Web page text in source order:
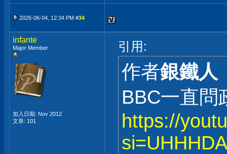
2026-06-04, 12:34 PM #34
infante
Major Member
加入日期: Nov 2012
文章: 101
引用:
作者銀鐵人
BBC一直問
https://